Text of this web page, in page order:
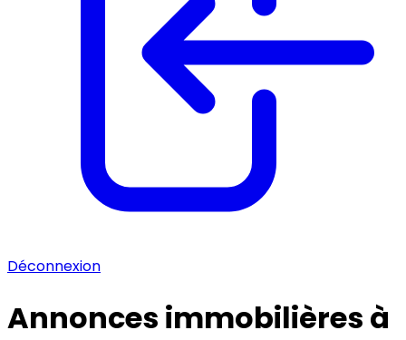
Déconnexion
Annonces immobilières à